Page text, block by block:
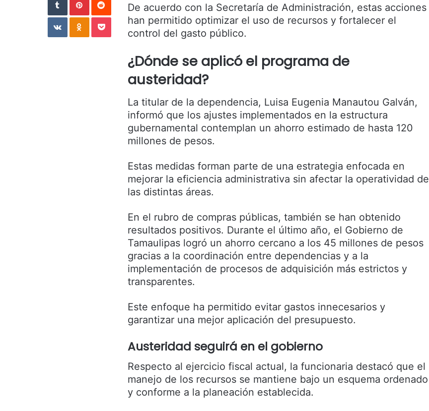
De acuerdo con la Secretaría de Administración, estas acciones
han permitido optimizar el uso de recursos y fortalecer el
control del gasto público.
¿Dónde se aplicó el programa de
austeridad?
La titular de la dependencia, Luisa Eugenia Manautou Galván,
informó que los ajustes implementados en la estructura
gubernamental contemplan un ahorro estimado de hasta 120
millones de pesos.
Estas medidas forman parte de una estrategia enfocada en
mejorar la eficiencia administrativa sin afectar la operatividad de
las distintas áreas.
En el rubro de compras públicas, también se han obtenido
resultados positivos. Durante el último año, el Gobierno de
Tamaulipas logró un ahorro cercano a los 45 millones de pesos
gracias a la coordinación entre dependencias y a la
implementación de procesos de adquisición más estrictos y
transparentes.
Este enfoque ha permitido evitar gastos innecesarios y
garantizar una mejor aplicación del presupuesto.
Austeridad seguirá en el gobierno
Respecto al ejercicio fiscal actual, la funcionaria destacó que el
manejo de los recursos se mantiene bajo un esquema ordenado
y conforme a la planeación establecida.
VKontakte Odnoklassniki Pocket